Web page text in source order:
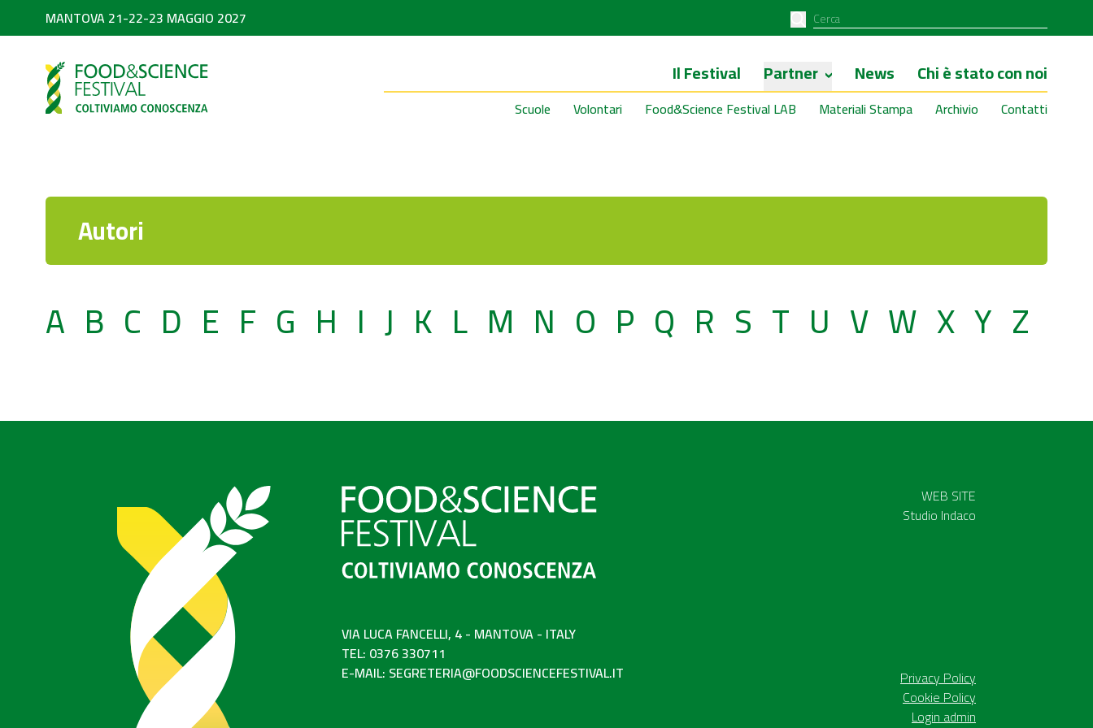
MANTOVA 21-22-23 MAGGIO 2027
Il Festival Partner News Chi è stato con noi
Scuole Volontari Food&Science Festival LAB Materiali Stampa Archivio Contatti
Autori
A B C D E F G H I J K L M N O P Q R S T U V W X Y Z
VIA LUCA FANCELLI, 4 - MANTOVA - ITALY
TEL: 0376 330711
E-MAIL: SEGRETERIA@FOODSCIENCEFESTIVAL.IT
WEB SITE
Studio Indaco
Privacy Policy
Cookie Policy
Login admin
PARTNER
Diventa partner
Partner 2026
SEARCH